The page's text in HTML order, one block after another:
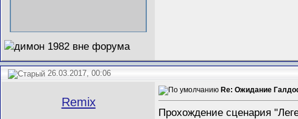
26.03.2017, 00:06
Remix
Re: Ожидание
Прохождение сценария